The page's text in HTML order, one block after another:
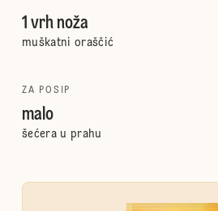
1 vrh noža
muškatni oraščić
ZA POSIP
malo
šećera u prahu